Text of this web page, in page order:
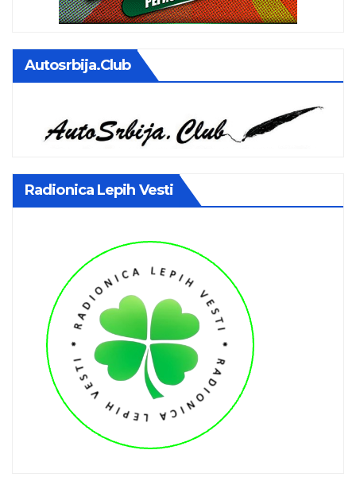
Autosrbija.club
Radionica Lepih Vesti